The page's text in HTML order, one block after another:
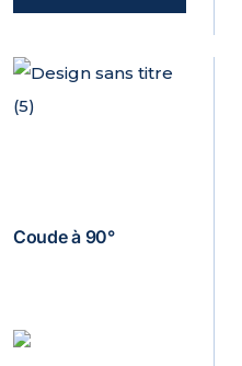
Coude à 90°